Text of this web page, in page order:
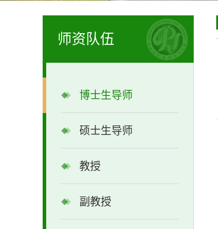
师资队伍
博士生导师
硕士生导师
教授
副教授